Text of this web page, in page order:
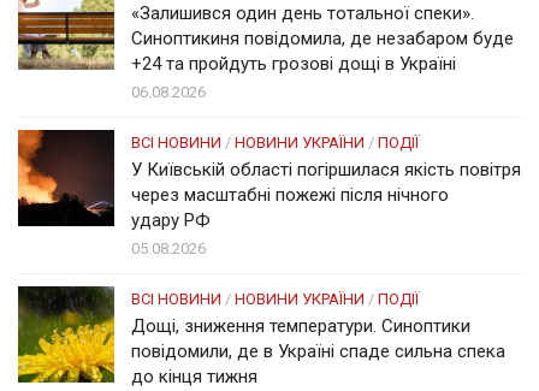
«Залишився один день тотальної спеки».
Синоптикиня повідомила, де незабаром буде
+24 та пройдуть грозові дощі в Україні
06.08.2026
ВСІ НОВИНИ / НОВИНИ УКРАЇНИ / ПОДІЇ
У Київській області погіршилася якість повітря
через масштабні пожежі після нічного
удару РФ
05.08.2026
ВСІ НОВИНИ / НОВИНИ УКРАЇНИ / ПОДІЇ
Дощі, зниження температури. Синоптики
повідомили, де в Україні спаде сильна спека
до кінця тижня